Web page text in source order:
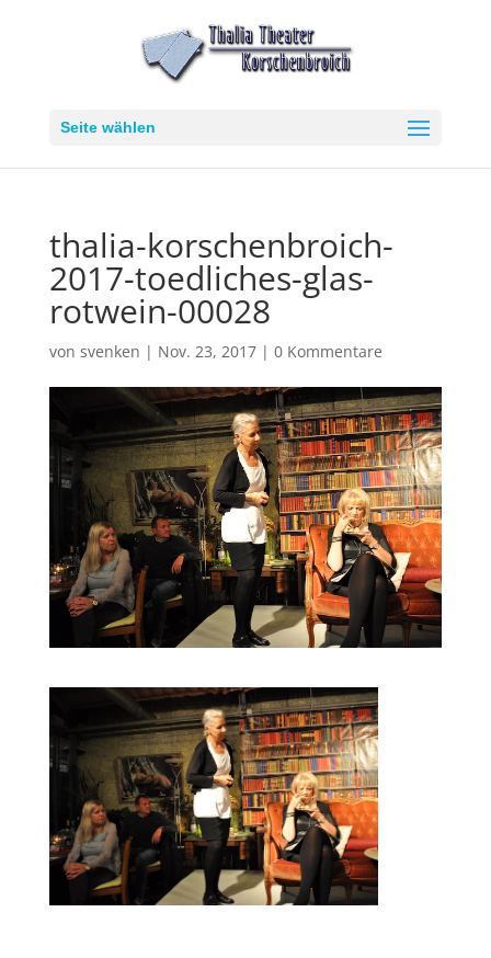
Seite wählen
thalia-korschenbroich-
2017-toedliches-glas-
rotwein-00028
von svenken | Nov. 23, 2017| 0 Kommentare